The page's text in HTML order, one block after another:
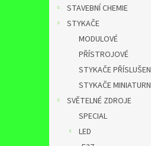
STAVEBNÍ CHEMIE
STYKAČE
MODULOVÉ
PŘÍSTROJOVÉ
STYKAČE
STYKAČE
SVĚTELNÉ ZDROJE
SPECIAL
LED